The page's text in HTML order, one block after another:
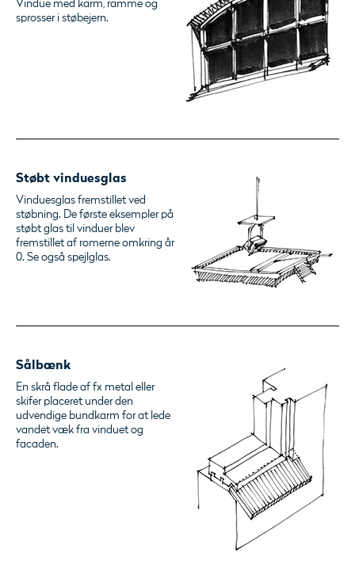
Vindue med karm, ramme og
sprosser i støbejern.
Støbt vinduesglas
Vinduesglas fremstillet ved
støbning. De første eksempler på
støbt glas til vinduer blev
fremstillet af romerne omkring år
0. Se også spejlglas.
Sålbænk
En skrå flade af fx metal eller
skifer placeret under den
udvendige bundkarm for at lede
vandet væk fra vinduet og
facaden.